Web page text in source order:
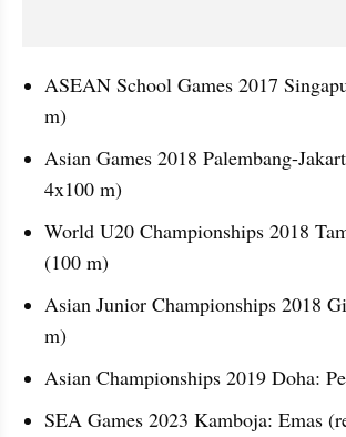
ASEAN School Games 2017
m)
Asian Games 2018 Palembang-
4x100 m)
World U20 Championships 2018
(100 m)
Asian Junior Championships 2018
m)
Asian Championships 2019 Doha:
SEA Games 2023 Kamboja: Emas